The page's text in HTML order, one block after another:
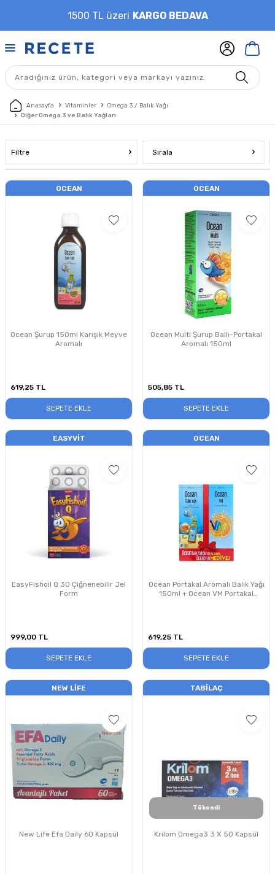
1500 TL üzeri KARGO BEDAVA
Anasayfa Vitaminler
Omega 3 / Balık Yağı
Diğer Omega 3 ve Balık Yağları
Filtre Sırala
OCEAN
Ocean Şurup 150ml Karışık Meyve
Aromalı
619,25 TL
SEPETE EKLE
OCEAN
Ocean Multi Şurup Ballı-Portakal
Aromalı 150ml
505,85 TL
SEPETE EKLE
EASYVIT
EasyFishoil Q 30 Çiğnenebilir Jel
Form
999,00 TL
SEPETE EKLE
OCEAN
Ocean Portakal Aromalı Balık Yağı
150ml + Ocean VM Portakal
619,25 TL
SEPETE EKLE
NEW LIFE
New Life Efa Daily 60 Kapsül
TABILAÇ
Tükendi
Krilom Omega3 3 X 50 Kapsül